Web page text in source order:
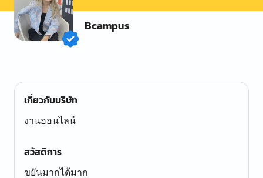
Bcampus
เกี่ยวกับบริษัท
งานออนไลน์
สวัสดิการ
ขยันมากได้มาก